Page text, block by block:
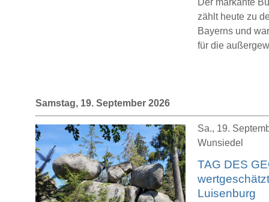
Der markante
zählt heute zu
Bayerns und
für die
Samstag, 19. September 2026
Sa., 19.
Wunsiedel
TAG DES
Luisenburg